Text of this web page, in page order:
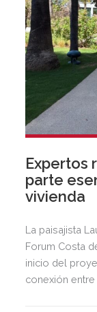
Expertos
parte
vivienda
La paisajista
Forum Costa
inicio del
conexión